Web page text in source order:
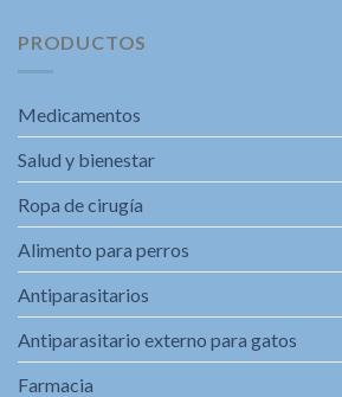
PRODUCTOS
Medicamentos
Salud y bienestar
Ropa de cirugía
Alimento para perros
Antiparasitarios
Antiparasitario externo para gatos
Farmacia